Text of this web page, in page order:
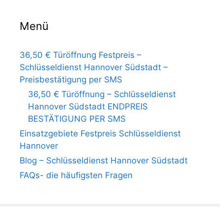
Menü
36,50 € Türöffnung Festpreis –
Schlüsseldienst Hannover Südstadt –
Preisbestätigung per SMS
36,50 € Türöffnung – Schlüsseldienst
Hannover Südstadt ENDPREIS
BESTÄTIGUNG PER SMS
Einsatzgebiete Festpreis Schlüsseldienst
Hannover
Blog – Schlüsseldienst Hannover Südstadt
FAQs- die häufigsten Fragen